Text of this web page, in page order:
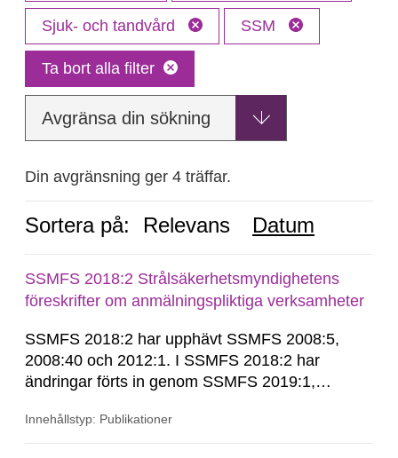
Sjuk- och tandvård SSM
Ta bort alla filter
Avgränsa din sökning
Din avgränsning ger 4 träffar.
Sortera på: Relevans Datum
SSMFS 2018:2 Strålsäkerhetsmyndighetens
föreskrifter om anmälningspliktiga verksamheter
SSMFS 2018:2 har upphävt SSMFS 2008:5,
2008:40 och 2012:1. I SSMFS 2018:2 har
ändringar förts in genom SSMFS 2019:1,
Innehållstyp: Publikationer